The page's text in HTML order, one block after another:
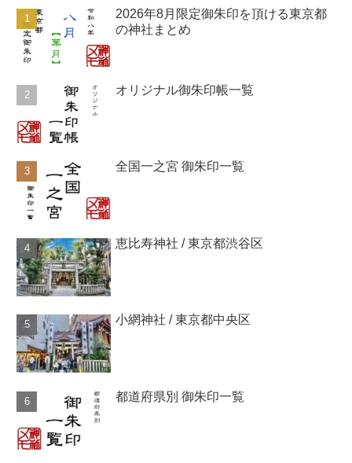
2026年8月限定御朱印を頂ける東京都
の神社まとめ
オリジナル御朱印帳一覧
全国一之宮 御朱印一覧
恵比寿神社 / 東京都渋谷区
小網神社 / 東京都中央区
都道府県別 御朱印一覧